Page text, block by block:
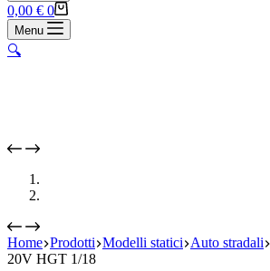
Carrello
0,00 € 0
Menu
🔍
Home Prodotti Modelli statici Auto stradali
20V HGT 1/18